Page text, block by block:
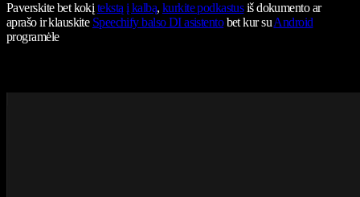
Paverskite bet kokįtekstą į kalbą, kurkite podkastusiš dokumento ar
aprašo ir klauskite Speechify balso DI asistentobet kur suAndroid
programėle